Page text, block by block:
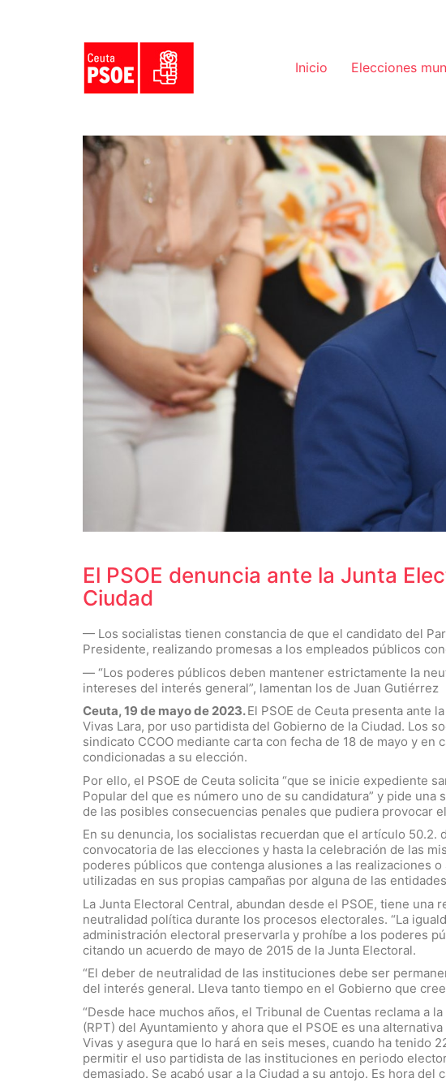
Inicio Elecciones
El PSOE denuncia ante la Junta
Ciudad
— Los socialistas tienen constancia de que el candidato del
Presidente, realizando promesas a los empleados públicos
— “Los poderes públicos deben mantener estrictamente la
intereses del interés general”, lamentan los de Juan Gutiérrez
Ceuta, 19 de mayo de 2023.El PSOE de Ceuta presenta ante
Vivas Lara, por uso partidista del Gobierno de la Ciudad. Los
sindicato CCOO mediante carta con fecha de 18 de mayo y
condicionadas a su elección.
Por ello, el PSOE de Ceuta solicita “que se inicie expediente
Popular del que es número uno de su candidatura” y pide
de las posibles consecuencias penales que pudiera provocar
En su denuncia, los socialistas recuerdan que el artículo 50.2.
convocatoria de las elecciones y hasta la celebración de las
poderes públicos que contenga alusiones a las realizaciones
utilizadas en sus propias campañas por alguna de las
La Junta Electoral Central, abundan desde el PSOE, tiene
neutralidad política durante los procesos electorales. “La
administración electoral preservarla y prohíbe a los poderes
citando un acuerdo de mayo de 2015 de la Junta Electoral.
“El deber de neutralidad de las instituciones debe ser
del interés general. Lleva tanto tiempo en el Gobierno que
“Desde hace muchos años, el Tribunal de Cuentas reclama a
(RPT) del Ayuntamiento y ahora que el PSOE es una
Vivas y asegura que lo hará en seis meses, cuando ha tenido
permitir el uso partidista de las instituciones en periodo
demasiado. Se acabó usar a la Ciudad a su antojo. Es hora del